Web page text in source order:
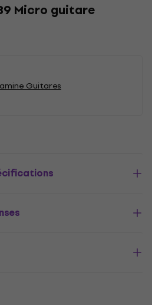
Micro guitare
Guitares